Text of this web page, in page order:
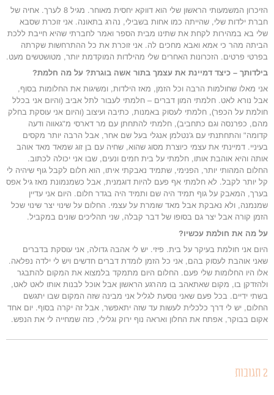
הזיכרון המשמעותי הראשון שלי הוא דווקא יחסית מאוחר. מגיל 8 לערך. אחיה של
חברת ילדות שלי, שהייתה כמו אחות בשבילי, נהרג בתאונה. אני זוכרת שסבא
שלי בא במהירות לקחת את שתינו מבית הספר ואמר לחברתי שהיא חייבת ללכת
הביתה מהר כי אמא ואבא מחכים לה. אני זוכרת את כל ההתרחשות שקרתה
בפרטי פרטים. הזכרונות האחרים שלי מהילדות המוקדמת יותר, מטושטשים מעט.
בילדותך – כיצד דמיינת את עצמך בתור אשה בוגרת? על מה חלמת?
אני מאלו שחולמות הרבה וכל הזמן, מאז הילדות, ומשיגות את החלומות בסוף,
אבל נורא לאט. חלמתי המון דברים – חלמתי לעבור לתל אביב (והיום אני בכלל
חולמת על הכפר), חלמתי לעסוק באמנות, כתיבה ועיצוב (והיום אני עוסקת בחלק
מהם, כפרנסה וגם כתחביב), חלמתי להתחתן עם מר דארסי מ"גאווה ודעה
קדומה" והתחתנתי עם ג'נטלמן אנגלי בעל שם אחר, אבל הרבה יותר מקסים
בעיניי. דמיינתי את עצמי כיוצרת מסוג שהוא, שחיה עם בן זוג שמאד מאד אוהב
אותה והיא אוהבת אותו, חלמתי על בית חמים ונעים, שבו אני יכולה לכתוב.
החלום המהותי יותר, הפנימי, שתמיד נאבקתי איתו, הוא חלום לקבל גוף שיהיה לי
קל יותר לקבל. לא חלמתי אף פעם להיות דוגמנית, אבל כשמנמונת מאז גיל אפס
בערך, המאבק על גוף תמיד היה שם ותמיד היה בגדר חלום. היום אני עדיין
שמנמנה, ולא נאבקת אבל מאד שומרת על עצמי. החלום על שינוי יצר שינוי שכל
הזמן קורה אבל יצר גם בסופו של דבר קבלה, שני תהליכים שונים במקביל.
על מה את חולמת עכשיו?
היום אני חולמת בעיקר על בית. פיזי. יש לי אהבה גדולה, אני עוסקת בדברים
שאני אוהבת לעסוק בהם, אני כל הזמן לומדת דברים חדשים ויש לי ילדה נפלאה.
אלו היו החלומות שלי פעם. החלום היום מתמקד בלמצוא את המקום להתבגר
ולהזדקן בו, מקום שאתאהב בו מהרגע הראשון אבל אוכל לבנות אותו לאט לאט,
בשתי ידיים. בכל פעם שאני נוסעת לגליל אני מבינה שזה המקום שבו יתגשם
החלום, יש לי דרך כלכלית לעשות עד שזה יתאפשר, אבל זה יקרה בסוף. יום אחד
אקום בבוקר, אפתח את החלון ואראה נוף ירוק וגלילי, כזה שמחייה לי את הנפש.
2 תגובות